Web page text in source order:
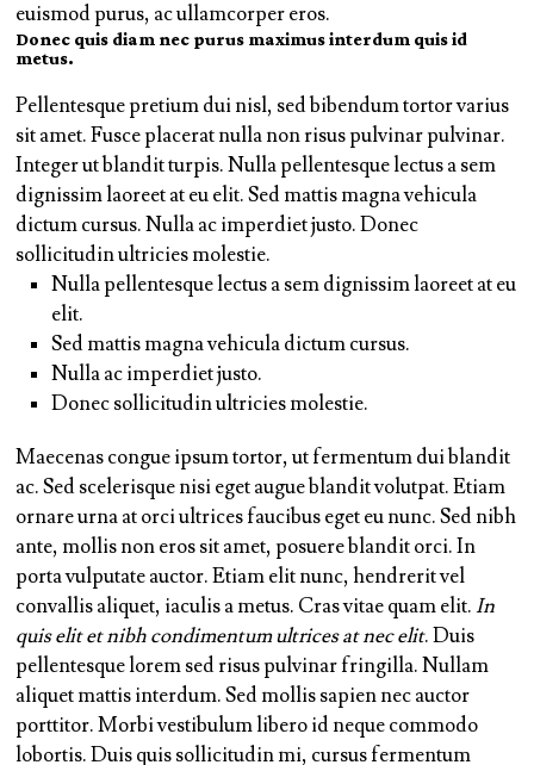
euismod purus, ac ullamcorper eros.
Donec quis diam nec purus maximus interdum quis id
metus.
Pellentesque pretium dui nisl, sed bibendum tortor varius
sit amet. Fusce placerat nulla non risus pulvinar pulvinar.
Integer ut blandit turpis. Nulla pellentesque lectus a sem
dignissim laoreet at eu elit. Sed mattis magna vehicula
dictum cursus. Nulla ac imperdiet justo. Donec
sollicitudin ultricies molestie.
Nulla pellentesque lectus a sem dignissim laoreet at eu
elit.
Sed mattis magna vehicula dictum cursus.
Nulla ac imperdiet justo.
Donec sollicitudin ultricies molestie.
Maecenas congue ipsum tortor, ut fermentum dui blandit
ac.Sed scelerisque nisi eget augue blandit volutpat.Etiam
ornare urna at orci ultrices faucibus eget eu nunc. Sed nibh
ante, mollis non eros sit amet, posuere blandit orci. In
porta vulputate auctor. Etiam elit nunc, hendrerit vel
convallis aliquet, iaculis a metus. Cras vitae quam elit.In
quis elit et nibh condimentum ultrices at nec elit. Duis
pellentesque lorem sed risus pulvinar fringilla. Nullam
aliquet mattis interdum. Sed mollis sapien nec auctor
porttitor. Morbi vestibulum libero id neque commodo
lobortis. Duis quis sollicitudin mi, cursus fermentum